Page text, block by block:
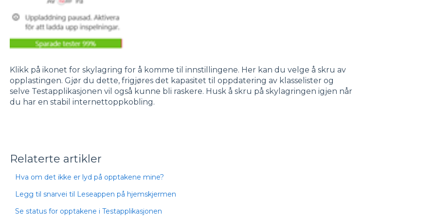
Klikk på ikonet for skylagring for å komme til innstillingene. Her kan du velge å skru av
opplastingen. Gjør du dette, frigjøres det kapasitet til oppdatering av klasselister og
selve Testapplikasjonen vil også kunne bli raskere. Husk å skru på skylagringen igjen når
du har en stabil internettoppkobling.
Relaterte artikler
Hva om det ikke er lyd på opptakene mine?
Legg til snarvei til Leseappen på hjemskjermen
Se status for opptakene i Testapplikasjonen